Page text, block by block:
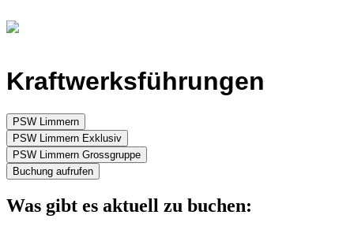
Kraftwerksführungen
Was gibt es aktuell zu buchen: